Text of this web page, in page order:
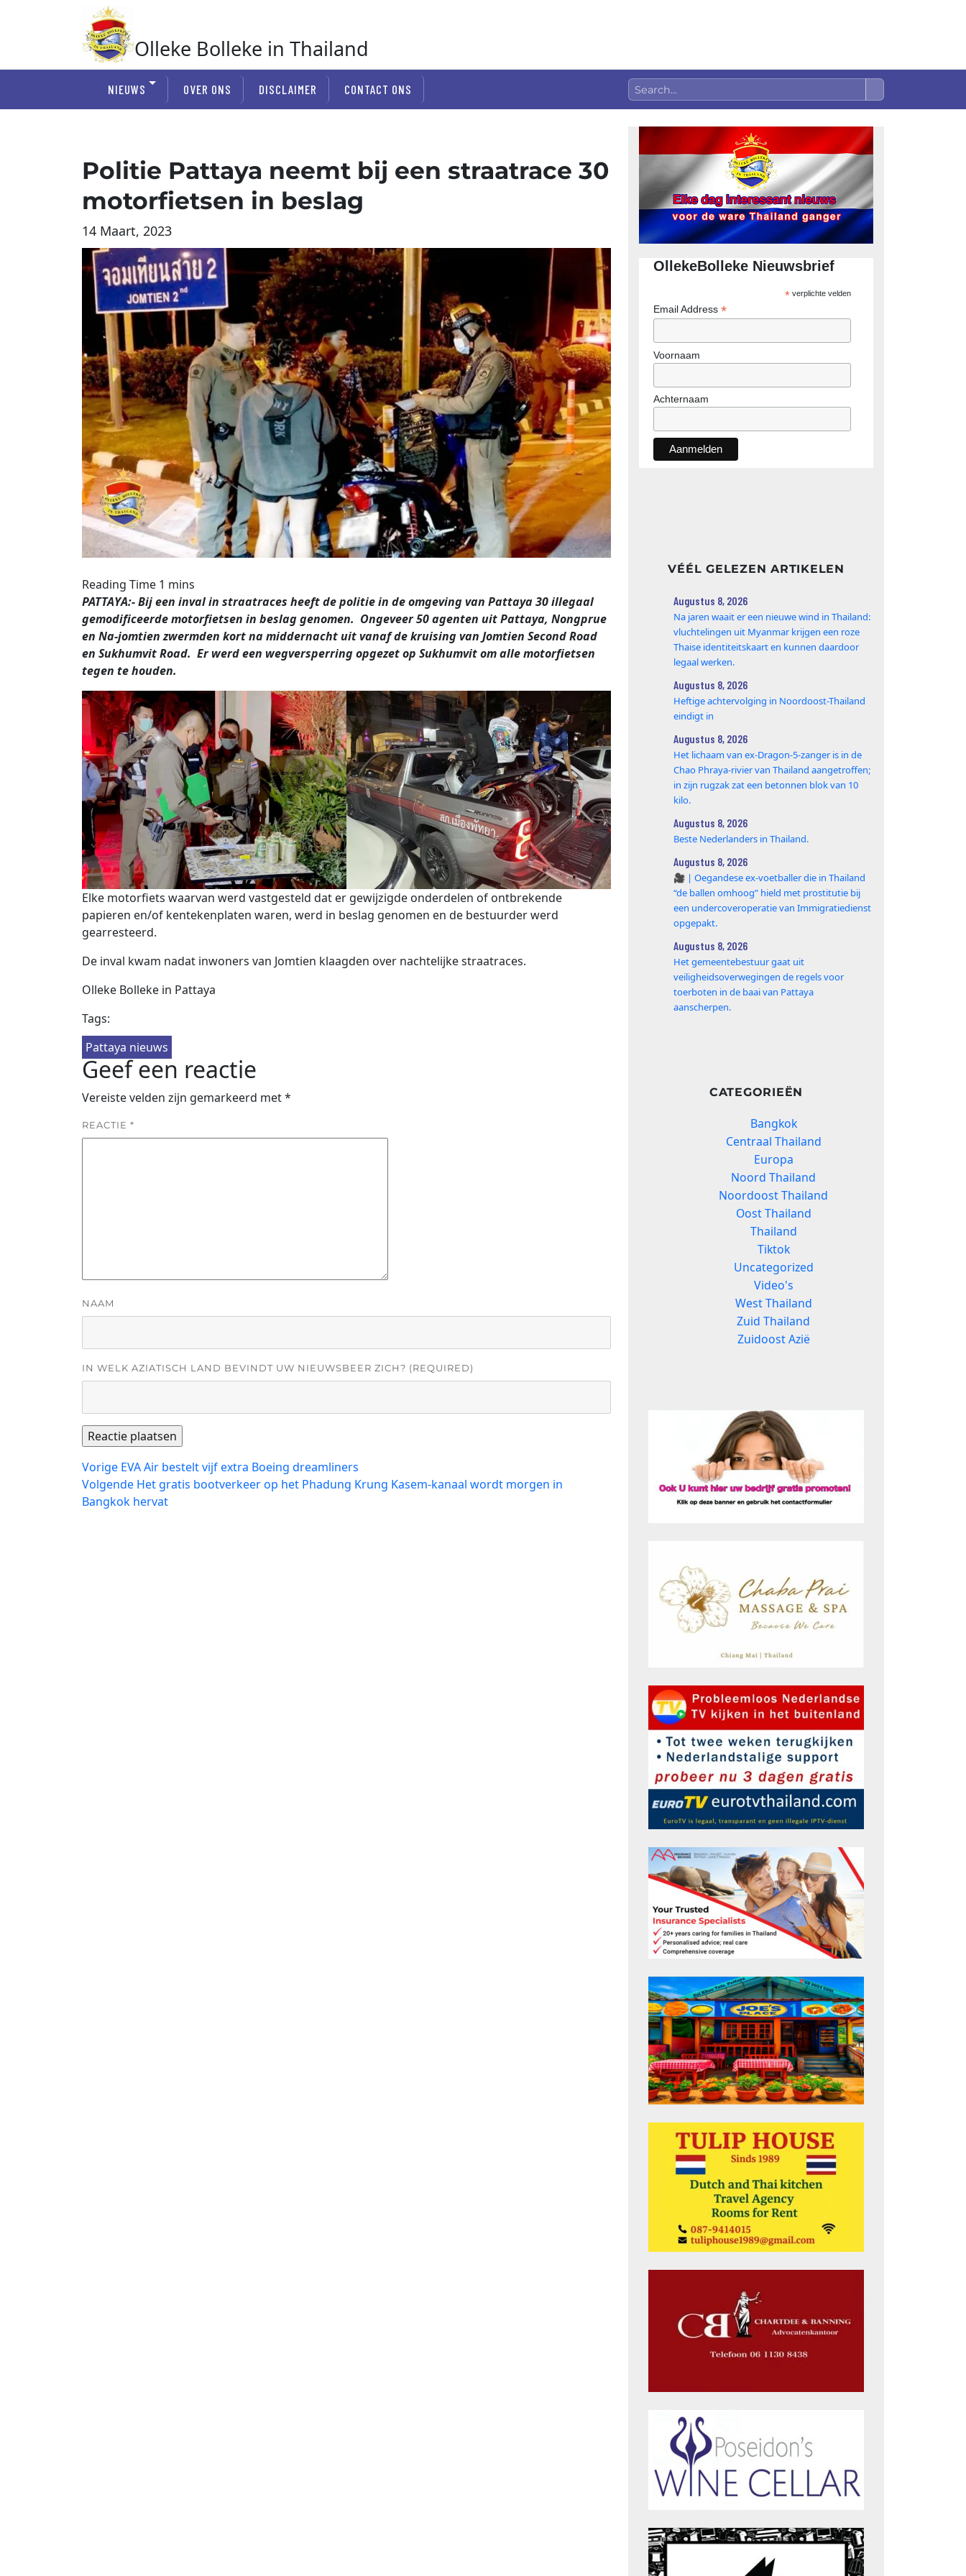
Olleke Bolleke in Thailand
NIEUWS OVER ONS DISCLAIMER CONTACT ONS
Politie Pattaya neemt bij een straatrace 30
motorfietsen in beslag
14 Maart, 2023
PATTAYA:- Bij een inval in straatraces heeft de politie in de omgeving van Pattaya 30 illegaal
gemodificeerde motorfietsen in beslag genomen. Ongeveer 50 agenten uit Pattaya, Nongprue
en Na-jomtien zwermden kort na middernacht uit vanaf de kruising van Jomtien Second Road
en Sukhumvit Road. Er werd een wegversperring opgezet op Sukhumvit om alle motorfietsen
tegen te houden.
Elke motorfiets waarvan werd vastgesteld dat er gewijzigde onderdelen of ontbrekende
papieren en/of kentekenplaten waren, werd in beslag genomen en de bestuurder werd
gearresteerd.
De inval kwam nadat inwoners van Jomtien klaagden over nachtelijke straatraces.
Olleke Bolleke in Pattaya
Tags:
Pattaya nieuws
Geef een reactie
Vereiste velden zijn gemarkeerd met*
REACTIE *
NAAM
IN WELK AZIATISCH LAND BEVINDT UW NIEUWSBEER ZICH? (REQUIRED)
Bericht
navigatie
Vorige Vorig
bericht:
EVA Air bestelt vijf extra Boeing dreamliners
Volgende Volgend
bericht:
Het gratis bootverkeer op het Phadung Krung Kasem-kanaal wordt morgen in
Bangkok hervat
OllekeBolleke Nieuwsbrief
*verplichte velden
Email Address *
Voornaam
Achternaam
VÉÉL GELEZEN ARTIKELEN
Augustus 8, 2026
Na jaren waait er een nieuwe wind in Thailand:
vluchtelingen uit Myanmar krijgen een roze
Thaise identiteitskaart en kunnen daardoor
legaal werken.
Augustus 8, 2026
Heftige achtervolging in Noordoost-Thailand
eindigt in
Augustus 8, 2026
Het lichaam van ex-Dragon‑5‑zanger is in de
Chao Phraya‑rivier van Thailand aangetroffen;
in zijn rugzak zat een betonnen blok van 10
kilo.
Augustus 8, 2026
Beste Nederlanders in Thailand.
Augustus 8, 2026
🎥 | Oegandese ex-voetballer die in Thailand
“de ballen omhoog” hield met prostitutie bij
een undercoveroperatie van Immigratiedienst
opgepakt.
Augustus 8, 2026
Het gemeentebestuur gaat uit
veiligheidsoverwegingen de regels voor
toerboten in de baai van Pattaya
aanscherpen.
CATEGORIEËN
Bangkok
Centraal Thailand
Europa
Noord Thailand
Noordoost Thailand
Oost Thailand
Thailand
Tiktok
Uncategorized
Video's
West Thailand
Zuid Thailand
Zuidoost Azië